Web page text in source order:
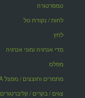
טמפרטורה
לחות / נקודת טל
לחץ
מדי אנרגיה ומוני אנרגיה
מפלס
מתמרים וחוצצים / מפצל 4-20mA
צגים / בקרים / קליברטורים